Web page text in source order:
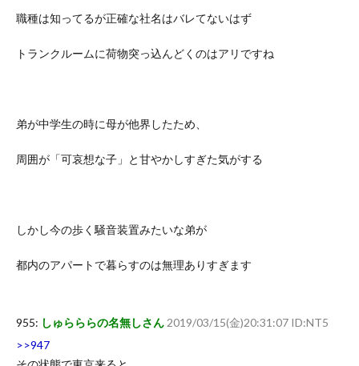
職種は知ってるが正確な社名はバレてないはず
トランクルームに荷物突っ込んどくのはアリですね
弟が中学生の時に母が他界したため、
周囲が「可哀想な子」と甘やかしすぎた気がする
しかし今の歩く騒音装置みたいな弟が
都内のアパートで暮らすのは無理ありすぎます
955: しゅらららの名無しさん 2019/03/15(金)20:31:07 ID:NT5
>>947